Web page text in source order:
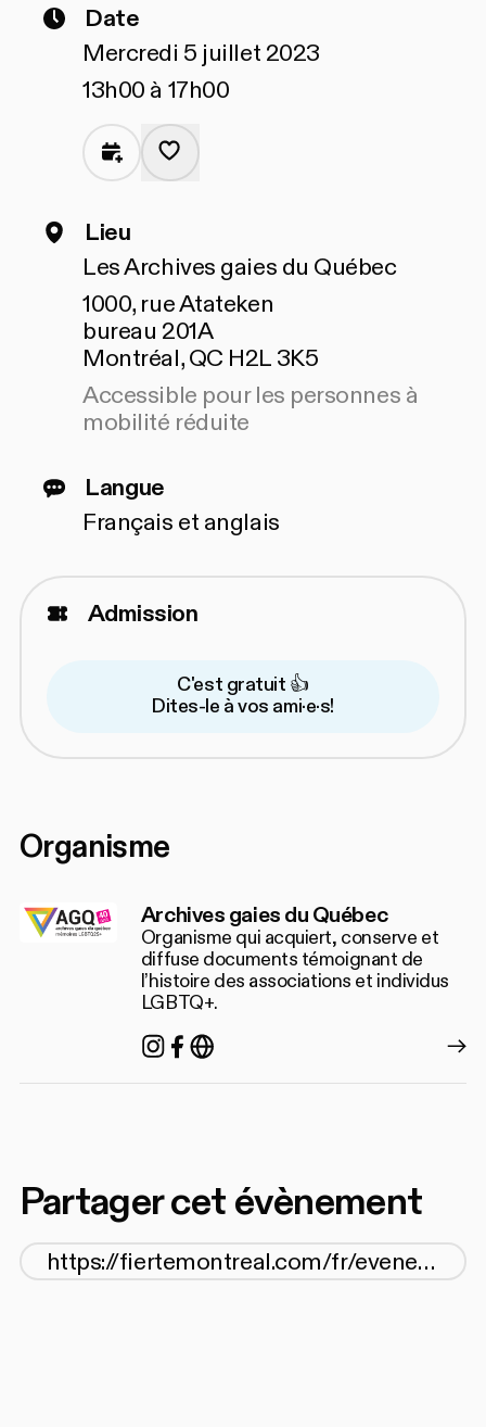
Date
Mercredi 5 juillet 2023
13h00 à 17h00
Lieu
Les Archives gaies du Québec
1000, rue Atateken
bureau 201A
Montréal, QC H2L 3K5
Accessible pour les personnes à
mobilité réduite
Langue
Français et anglais
Admission
C'est gratuit 👍
Dites-le à vos ami·e·s!
Organisme
Archives gaies du Québec
Organisme qui acquiert, conserve et
diffuse documents témoignant de
l’histoire des associations et individus
LGBTQ+.
Instagram
Facebook
https://agq.qc.ca/
Partager cet évènement